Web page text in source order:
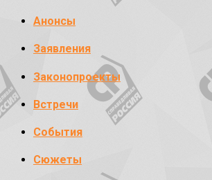
Анонсы
Заявления
Законопроекты
Встречи
События
Сюжеты